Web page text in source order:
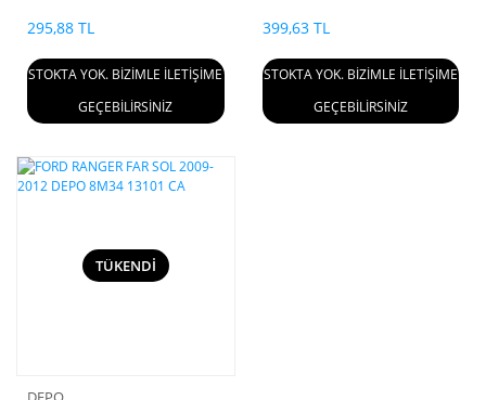
295,88 TL
STOKTA YOK. BİZİMLE İLETİŞİME
GEÇEBİLİRSİNİZ
399,63 TL
STOKTA YOK. BİZİMLE İLETİŞİME
GEÇEBİLİRSİNİZ
TÜKENDİ